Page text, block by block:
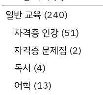
일반 교육 (240)
자격증 인강(51)
자격증 문제집 (2)
독서 (4)
어학 (13)